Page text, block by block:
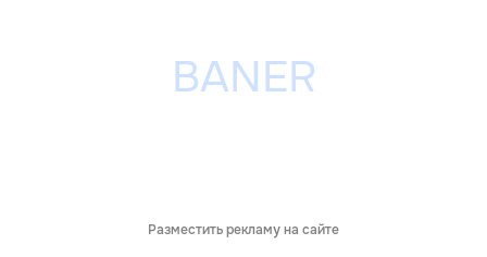
Разместить рекламу на сайте